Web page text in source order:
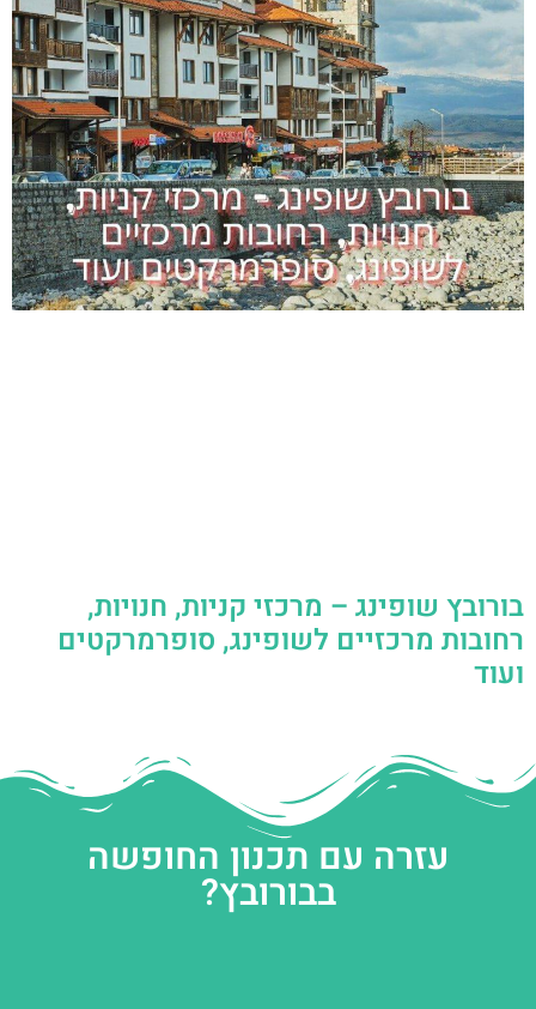
בורובץ שופינג – מרכזי קניות, חנויות,
רחובות מרכזיים לשופינג, סופרמרקטים
ועוד
עזרה עם תכנון החופשה
בבורובץ?